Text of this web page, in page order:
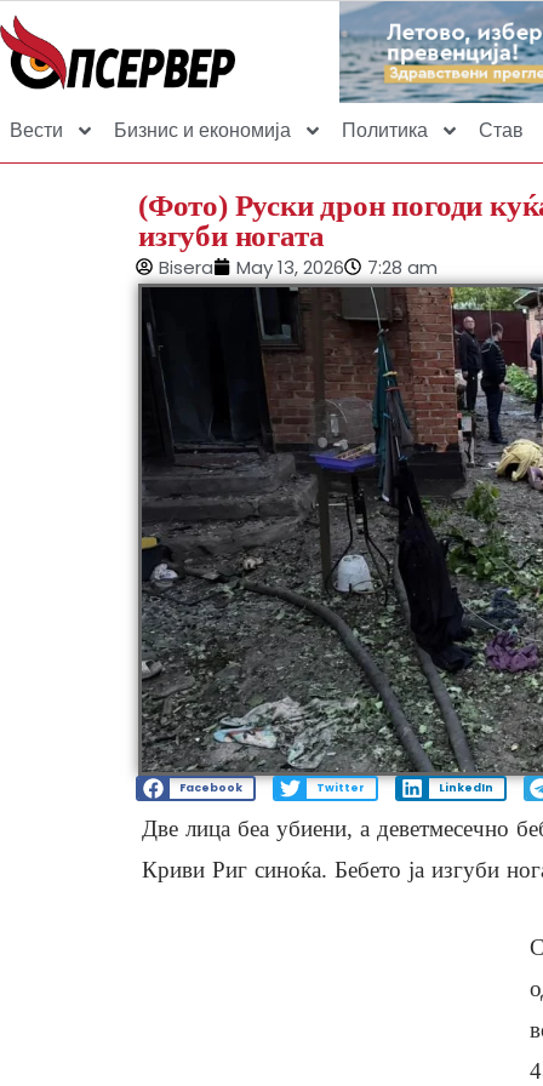
Вести Бизнис и економија Политика Став
(Фото) Руски дрон погоди
изгуби ногата
Bisera May 13, 2026 7:28 am
Facebook Twitter LinkedIn
Две лица беа убиени, а деветмесечно
Криви Риг синоќа. Бебето ја изгуби